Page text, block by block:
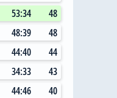
не
нападающих
53:34
48
48:39
48
44:40
44
34:33
43
44:46
40